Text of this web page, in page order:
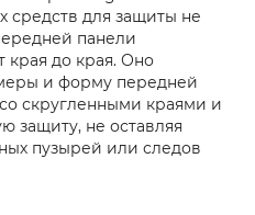
средств для защиты не
панели
края до края. Оно
и форму передней
скругленными краями и
защиту, не оставляя
пузырей или следов